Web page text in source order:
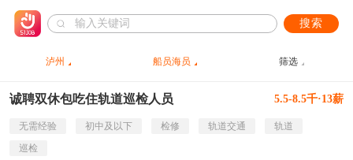
搜索
泸州 船员海员 筛选
诚聘双休包吃住轨道巡检人员 5.5-8.5千·13薪
无需经验 初中及以下 检修 轨道交通
轨道
巡检